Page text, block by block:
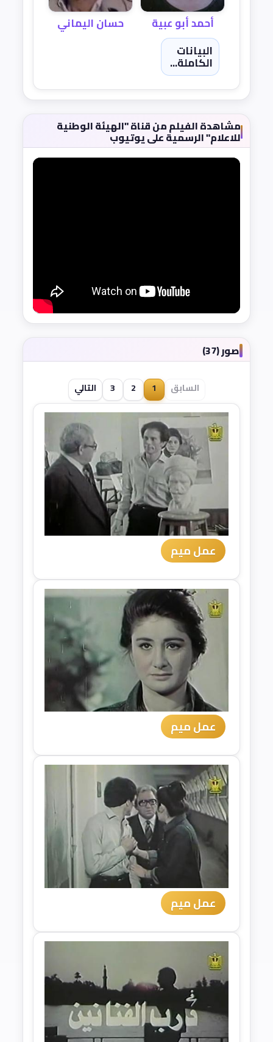
أحمد أبو عبية
حسان اليماني
البيانات
الكاملة...
مشاهدة الفيلم من قناة "الهيئة الوطنية
للاعلام" الرسمية على يوتيوب
صور (37)
السابق 1
2
3 التالي
عمل ميم
عمل ميم
عمل ميم